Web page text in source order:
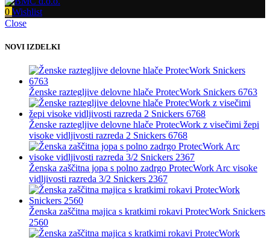
0 Wishlist
Close
NOVI IZDELKI
Ženske raztegljive delovne hlače ProtecWork Snickers 6763
Ženske raztegljive delovne hlače ProtecWork z visečimi žepi
visoke vidljivosti razreda 2 Snickers 6768
Ženska zaščitna jopa s polno zadrgo ProtecWork Arc visoke
vidljivosti razreda 3/2 Snickers 2367
Ženska zaščitna majica s kratkimi rokavi ProtecWork Snickers
2560